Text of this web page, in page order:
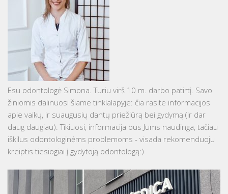
Esu odontologė Simona. Turiu virš 10 m. darbo patirtį. Savo
žiniomis dalinuosi šiame tinklalapyje: čia rasite informacijos
apie vaikų, ir suaugusių dantų priežiūrą bei gydymą (ir dar
daug daugiau). Tikiuosi, informacija bus Jums naudinga, tačiau
iškilus odontologinėms problemoms - visada rekomenduoju
kreiptis tiesiogiai į gydytoją odontologą:)